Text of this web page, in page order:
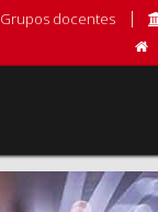
Grupos docentes